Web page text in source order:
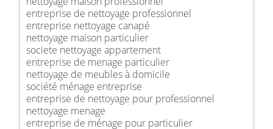
entreprise de nettoyage professionnel
entreprise nettoyage canapé
nettoyage maison particulier
societe nettoyage appartement
entreprise de menage particulier
nettoyage de meubles à domicile
société ménage entreprise
entreprise de nettoyage pour professionnel
nettoyage menage
entreprise de ménage pour particulier